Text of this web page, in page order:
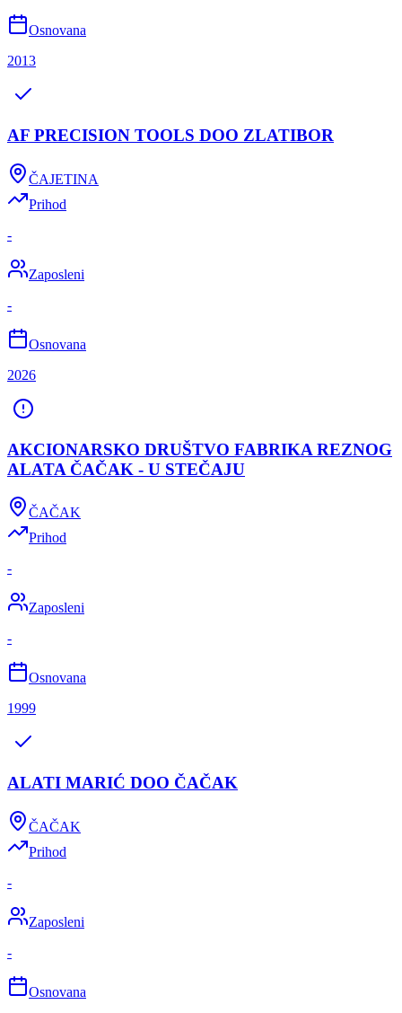
Osnovana
2013
AF PRECISION TOOLS DOO ZLATIBOR
ČAJETINA
Prihod
-
Zaposleni
-
Osnovana
2026
AKCIONARSKO DRUŠTVO FABRIKA REZNOG
ALATA ČAČAK - U STEČAJU
ČAČAK
Prihod
-
Zaposleni
-
Osnovana
1999
ALATI MARIĆ DOO ČAČAK
ČAČAK
Prihod
-
Zaposleni
-
Osnovana